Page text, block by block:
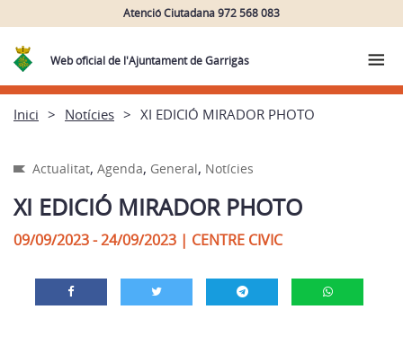
Atenció Ciutadana 972 568 083
Web oficial de l'Ajuntament de Garrigàs
Inici Notícies XI EDICIÓ MIRADOR PHOTO
Actualitat, Agenda, General, Notícies
XI EDICIÓ MIRADOR PHOTO
09/09/2023 - 24/09/2023 | CENTRE CIVIC